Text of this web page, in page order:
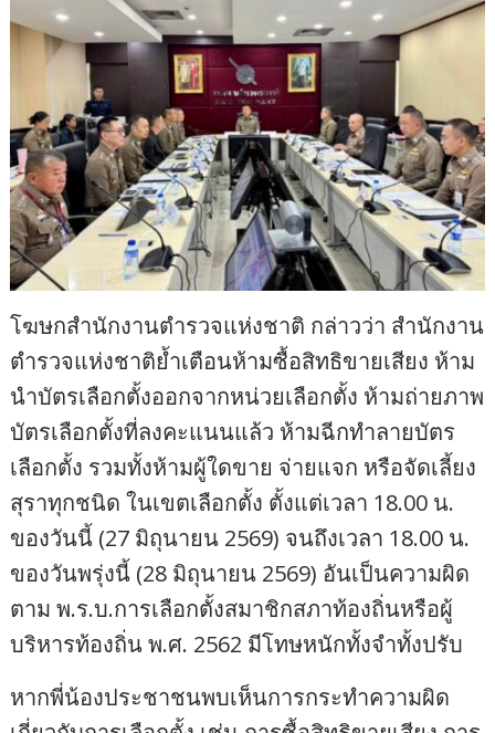
โฆษกสำนักงานตำรวจแห่งชาติ กล่าวว่า สำนักงาน
ตำรวจแห่งชาติย้ำเตือนห้ามซื้อสิทธิขายเสียง ห้าม
นำบัตรเลือกตั้งออกจากหน่วยเลือกตั้ง ห้ามถ่ายภาพ
บัตรเลือกตั้งที่ลงคะแนนแล้ว ห้ามฉีกทำลายบัตร
เลือกตั้ง รวมทั้งห้ามผู้ใดขาย จ่ายแจก หรือจัดเลี้ยง
สุราทุกชนิด ในเขตเลือกตั้ง ตั้งแต่เวลา 18.00 น.
ของวันนี้ (27 มิถุนายน 2569) จนถึงเวลา 18.00 น.
ของวันพรุ่งนี้ (28 มิถุนายน 2569) อันเป็นความผิด
ตาม พ.ร.บ.การเลือกตั้งสมาชิกสภาท้องถิ่นหรือผู้
บริหารท้องถิ่น พ.ศ. 2562 มีโทษหนักทั้งจำทั้งปรับ
หากพี่น้องประชาชนพบเห็นการกระทำความผิด